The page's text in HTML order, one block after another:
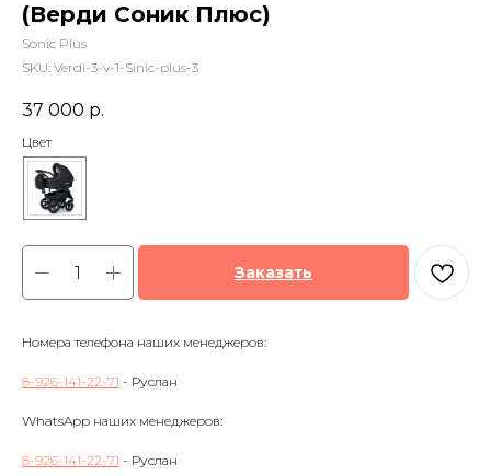
(Верди Соник Плюс)
Sonic Plus
SKU: Verdi-3-v-1-Sinic-plus-3
37 000 р.
Цвет
Заказать
Номера телефона наших менеджеров:
8-926-141-22-71 - Руслан
WhatsApp наших менеджеров:
8-926-141-22-71 - Руслан